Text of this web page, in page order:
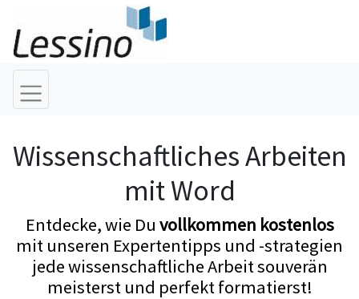
Wissenschaftliches Arbeiten
mit Word
Entdecke, wie Du vollkommen kostenlos
mit unseren Expertentipps und -strategien
jede wissenschaftliche Arbeit souverän
meisterst und perfekt formatierst!